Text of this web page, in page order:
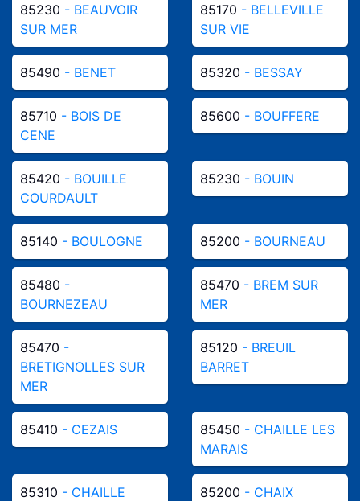
85230 - BEAUVOIR
SUR MER
85170 - BELLEVILLE
SUR VIE
85490 - BENET 85320 - BESSAY
85710 - BOIS DE
CENE
85600 - BOUFFERE
85420 - BOUILLE
COURDAULT
85230 - BOUIN
85140 - BOULOGNE 85200 - BOURNEAU
85480 -
BOURNEZEAU
85470 - BREM SUR
MER
85470 -
BRETIGNOLLES SUR
MER
85120 - BREUIL
BARRET
85410 - CEZAIS 85450 - CHAILLE LES
MARAIS
85310 - CHAILLE
85200 - CHAIX